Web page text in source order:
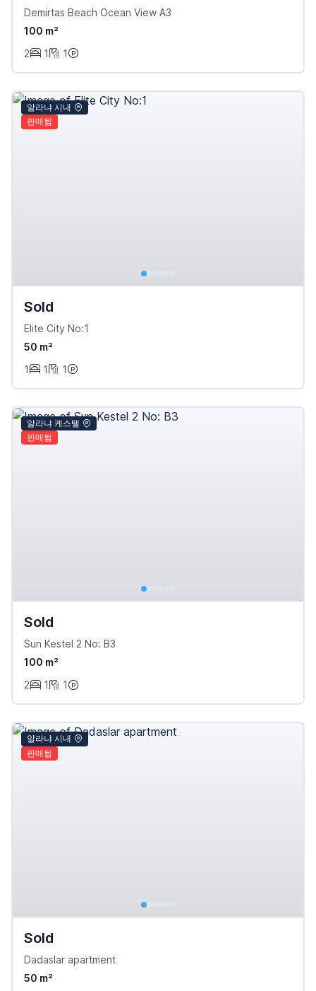
Demirtas Beach Ocean View A3
100 m²
2
1 1
알라냐 시내
판매됨
Sold
Elite City No:1
50 m²
1
1 1
알라냐 케스텔
판매됨
Sold
Sun Kestel 2 No: B3
100 m²
2
1 1
알라냐 시내
판매됨
Sold
Dadaslar apartment
50 m²